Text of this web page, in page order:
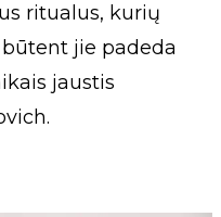
ritualus, kurių
jie padeda
jaustis